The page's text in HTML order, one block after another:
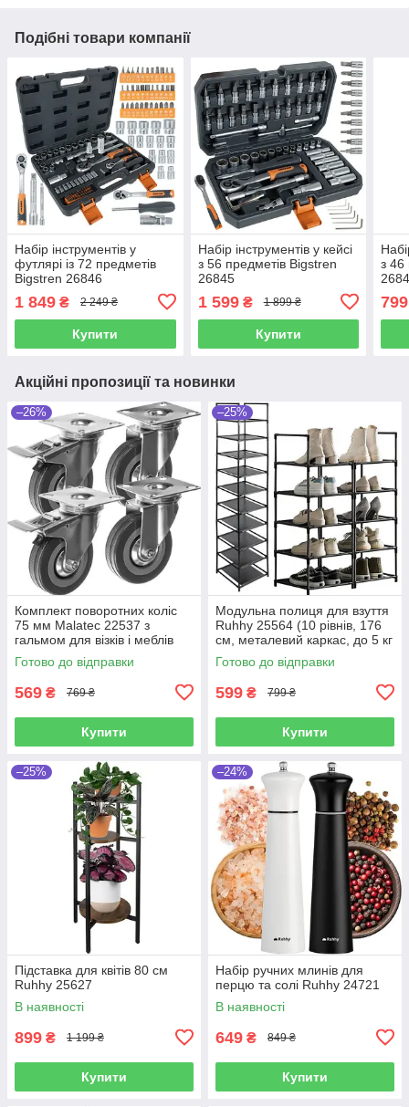
Подібні товари компанії
Набір інструментів у
футлярі із 72 предметів
Bigstren 26846
1 849 ₴ 2 249 ₴
Купити
Набір інструментів у кейсі
з 56 предметів Bigstren
26845
1 599₴ 1 899 ₴
Купити
з 46
799
Акційні пропозиції та новинки
–26%
Комплект поворотних коліс
75 мм Malatec 22537 з
гальмом для візків і меблів
(комплект 4 шт.до 220 кг)
Готово до відправки
569 ₴ 769 ₴
Купити
–25%
Модульна полиця для взуття
Ruhhy 25564 (10 рівнів, 176
см, металевий каркас, до 5 кг
на полицю)
Готово до відправки
599 ₴ 799 ₴
Купити
–25%
Підставка для квітів 80 см
Ruhhy 25627
В наявності
899 ₴ 1 199 ₴
Купити
–24%
Набір ручних млинів для
перцю та солі Ruhhy 24721
В наявності
649 ₴ 849 ₴
Купити